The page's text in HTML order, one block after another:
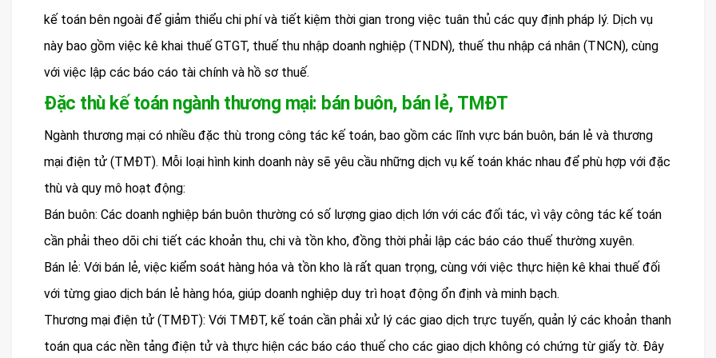
kế toán bên ngoài để giảm thiểu chi phí và tiết kiệm thời gian trong việc tuân thủ các quy định pháp lý. Dịch vụ
này bao gồm việc kê khai thuế GTGT, thuế thu nhập doanh nghiệp (TNDN), thuế thu nhập cá nhân (TNCN), cùng
với việc lập các báo cáo tài chính và hồ sơ thuế.
Đặc thù kế toán ngành thương mại: bán buôn, bán lẻ, TMĐT
Ngành thương mại có nhiều đặc thù trong công tác kế toán, bao gồm các lĩnh vực bán buôn, bán lẻ và thương
mại điện tử (TMĐT). Mỗi loại hình kinh doanh này sẽ yêu cầu những dịch vụ kế toán khác nhau để phù hợp với đặc
thù và quy mô hoạt động:
Bán buôn: Các doanh nghiệp bán buôn thường có số lượng giao dịch lớn với các đối tác, vì vậy công tác kế toán
cần phải theo dõi chi tiết các khoản thu, chi và tồn kho, đồng thời phải lập các báo cáo thuế thường xuyên.
Bán lẻ: Với bán lẻ, việc kiểm soát hàng hóa và tồn kho là rất quan trọng, cùng với việc thực hiện kê khai thuế đối
với từng giao dịch bán lẻ hàng hóa, giúp doanh nghiệp duy trì hoạt động ổn định và minh bạch.
Thương mại điện tử (TMĐT): Với TMĐT, kế toán cần phải xử lý các giao dịch trực tuyến, quản lý các khoản thanh
toán qua các nền tảng điện tử và thực hiện các báo cáo thuế cho các giao dịch không có chứng từ giấy tờ. Đây